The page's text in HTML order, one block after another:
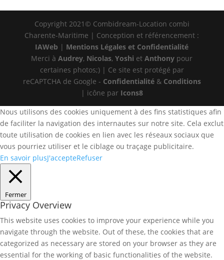
Copyright 2021© Combidream-Location combi
Charente-Maritime | Conception et référencement :
IAWeb | Mentions Légales et Confidentialité
Merci àAudrey, Nicolas,Yoshi etAnthony pour
certaines photos;) | Ce site est protégé par
reCAPTCHA de Google - Confidentialité& Conditions
| icône par Icons8
Nous utilisons des cookies uniquement à des fins statistiques afin
de faciliter la navigation des internautes sur notre site. Cela exclut
toute utilisation de cookies en lien avec les réseaux sociaux que
vous pourriez utiliser et le ciblage ou traçage publicitaire.
En savoir plusJ'accepteRefuser
Fermer
Privacy Overview
This website uses cookies to improve your experience while you
navigate through the website. Out of these, the cookies that are
categorized as necessary are stored on your browser as they are
essential for the working of basic functionalities of the website.